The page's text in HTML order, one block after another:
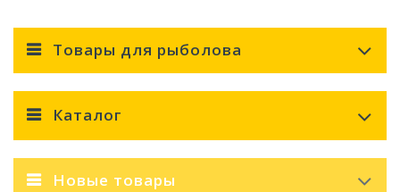
Товары для рыболова
Каталог
Новые товары